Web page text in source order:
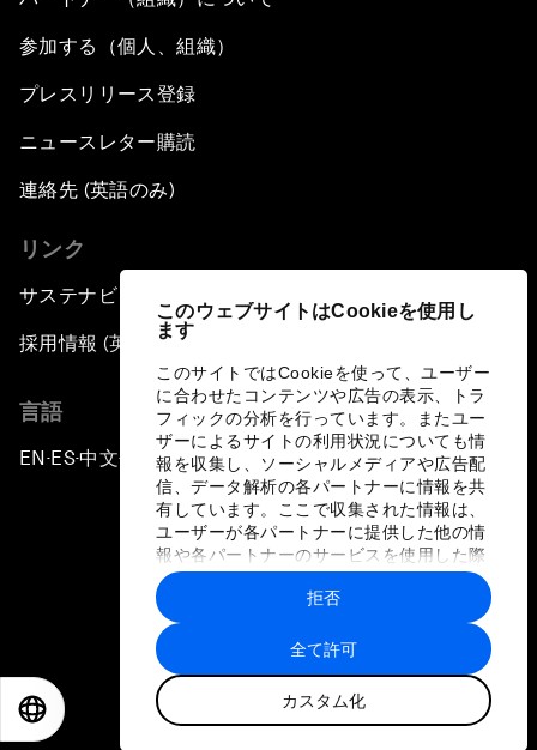
このウェブサイトはCookieを使用し
ます
このサイトではCookieを使って、ユーザー
に合わせたコンテンツや広告の表示、トラ
フィックの分析を行っています。またユー
ザーによるサイトの利用状況についても情
報を収集し、ソーシャルメディアや広告配
信、データ解析の各パートナーに情報を共
有しています。ここで収集された情報は、
ユーザーが各パートナーに提供した他の情
報や各パートナーのサービスを使用した際
に収集された情報と組み合わされ、各パー
トナーによって使用されることがありま
す。
全て許可
カスタム化
拒否
参加する（個人、組織）
プレスリリース登録
ニュースレター購読
連絡先 (英語のみ)
リンク
サステナビリティへの取り組み
採用情報 (英語のみ)
言語
EN ▪ES▪中文▪ 日本語
プライバシーポリシーと利用規約
サイトマップ
©
世界経済フォーラム